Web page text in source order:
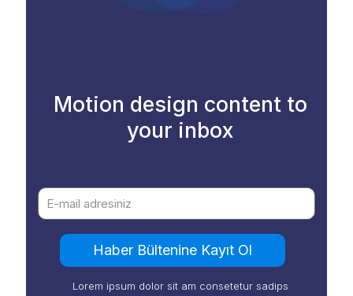
Motion design content to
your inbox
Lorem ipsum dolor sit am consetetur sadips